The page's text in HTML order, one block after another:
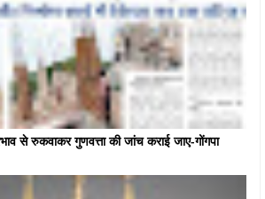
से रुकवाकर गुणवत्ता की जांच कराई जाए-गोंगपा